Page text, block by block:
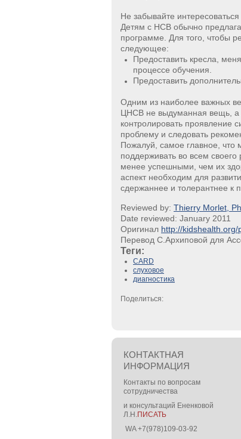
Не забывайте
Детям с НСВ обычно
программе. Для того, чтобы
следующее:
Предоставить кресла,
процессе обучения.
Предоставить
Одним из наиболее важных
ЦНСВ не выдуманная вещь, а
контролировать проявление
проблему и следовать
Пожалуй, самое главное,
поддерживать во всем
менее успешными, чем их
аспект необходим для
сдержаннее и толерантнее к
Reviewed by: Thierry Morlet,
Date reviewed: January 2011
Оригинал http://kidshealth.org/
Перевод С.Архиповой для
Теги:
CARD
слуховое
диагностика
Поделиться:
КОНТАКТНАЯ
ИНФОРМАЦИЯ
Контакты по вопросам
сотрудничества
и консультаций Ененковой
Л.Н.ПИСАТЬ
WA +7(978)109-03-92